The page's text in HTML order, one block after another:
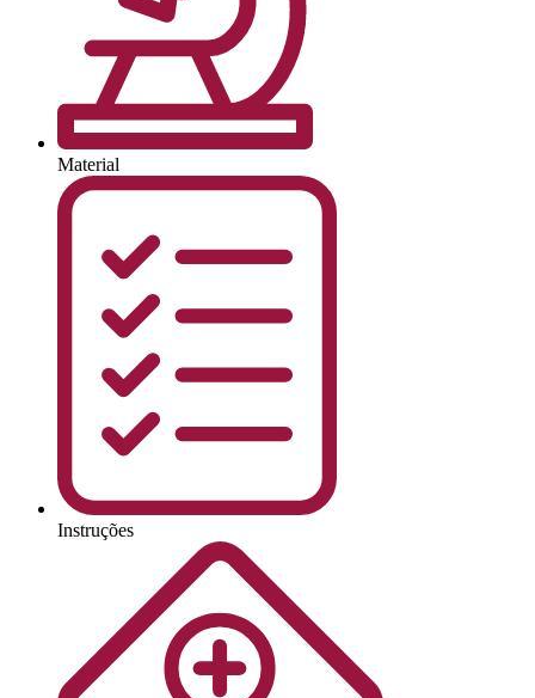
Material
Instruções